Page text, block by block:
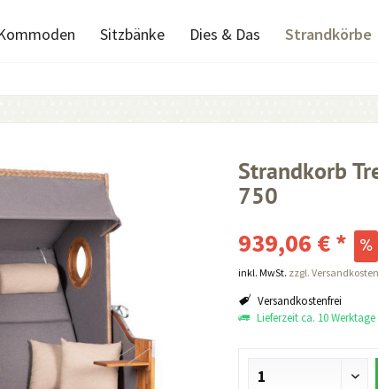
Sitzbänke Dies & Das Strandkörbe
Strandkorb
750
939,06 € *
inkl. MwSt. zzgl. Versandkosten
Versandkostenfrei
Lieferzeit ca. 10 Werktage